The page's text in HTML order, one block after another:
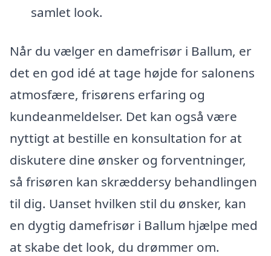
samlet look.
Når du vælger en damefrisør i Ballum, er
det en god idé at tage højde for salonens
atmosfære, frisørens erfaring og
kundeanmeldelser. Det kan også være
nyttigt at bestille en konsultation for at
diskutere dine ønsker og forventninger,
så frisøren kan skræddersy behandlingen
til dig. Uanset hvilken stil du ønsker, kan
en dygtig damefrisør i Ballum hjælpe med
at skabe det look, du drømmer om.